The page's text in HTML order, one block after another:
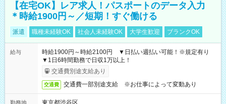
【在宅OK】レア求人！パスポートのデータ入力
＊時給1900円～／短期！すぐ働ける
派遣 職種未経験OK 社会人未経験OK 大学生歓迎 ブランクOK
給与
時給1900円～時給2100円 ▼日払い週払い可能！※規定有り
▼1日6時間勤務で日収1万以上！
交通費別途支給あり
交通費 交通費一部別途支給 ※お仕事によって変動あり
勤務地 東京都渋谷区